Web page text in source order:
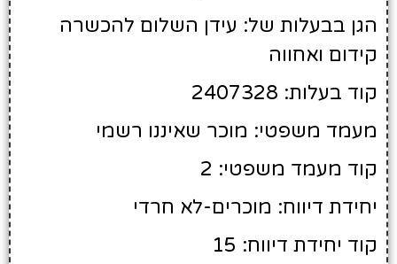
הגן בבעלות של: עידן השלום להכשרה
קידום ואחווה
קוד בעלות: 2407328
מעמד משפטי: מוכר שאיננו רשמי
קוד מעמד משפטי: 2
יחידת דיווח: מוכרים-לא חרדי
קוד יחידת דיווח: 15